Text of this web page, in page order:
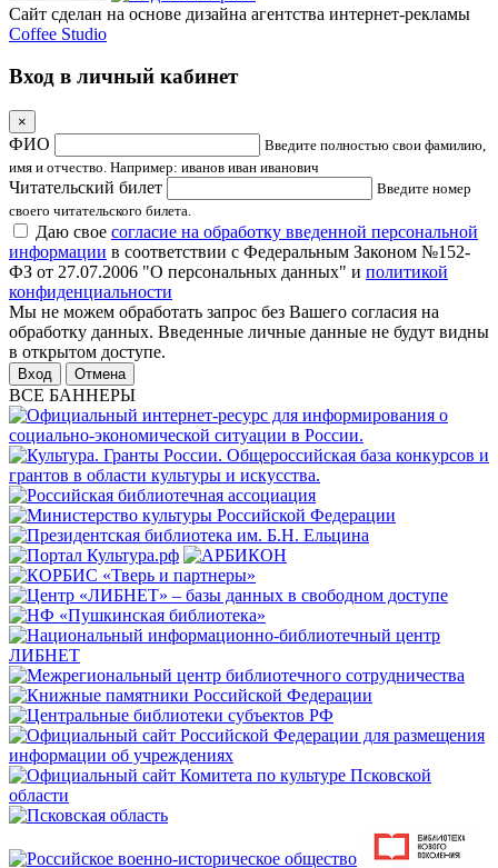
Сайт сделан на основе дизайна агентства интернет-рекламы
Coffee Studio
Вход в личный кабинет
×
ФИО
Введите полностью свои фамилию,
имя и отчество. Например: иванов иван иванович
Читательский билет
Введите номер
своего читательского билета.
Даю свое согласие на обработку введенной персональной
информации в соответствии с Федеральным Законом №152-
ФЗ от 27.07.2006 "О персональных данных" и политикой
конфиденциальности
Мы не можем обработать запрос без Вашего согласия на
обработку данных. Введенные личные данные не будут видны
в открытом доступе.
Отмена
ВСЕ БАННЕРЫ